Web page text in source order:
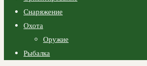
Снаряжение
Охота
Оружие
Рыбалка